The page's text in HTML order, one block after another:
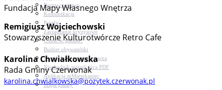
Bezpieczeństwo
Komunikacja
Parafie
Zarządzanie kryzysowe
C.ześć w gminie!
Budżet obywatelski
Nieodpłatna pomoc prawna
Niezbędnik mieszkańca PDF
Aplikacja mMieszkaniec
Mapa gminy
Fundacja Mapy Własnego Wnętrza
Remigiusz Wojciechowski
Stowarzyszenie Kulturotwórcze Retro Cafe
Karolina Chwiałkowska
Rada Gminy Czerwonak
karolina.chwialkowska@pozytek.czerwonak.pl